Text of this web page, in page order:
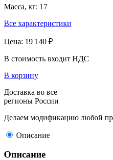
Масса, кг: 17
Все характеристики
Цена: 19 140 ₽
В стоимость входит НДС
В корзину
Доставка во все
регионы России
Делаем модификацию любой
Описание
Описание